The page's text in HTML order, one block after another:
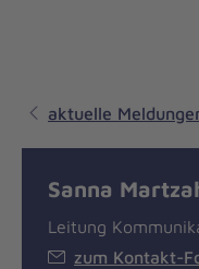
aktuelle
Sanna
Leitung
zum Kontakt-